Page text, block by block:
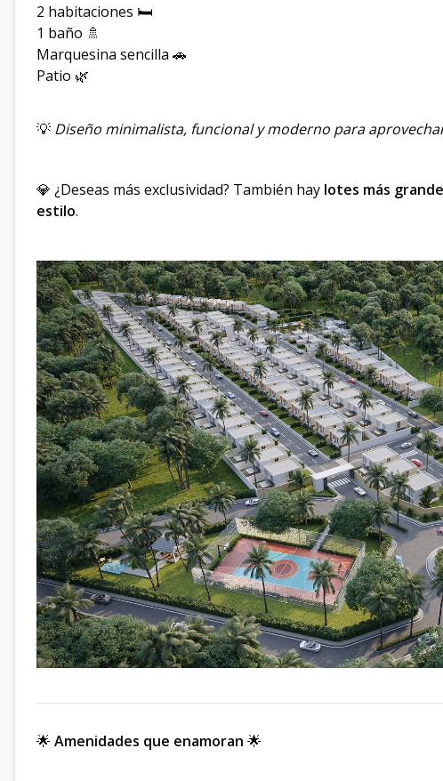
2 habitaciones 🛏
1 baño 🚿
Marquesina sencilla 🚗
Patio 🌿
💡 Diseño minimalista, funcional y moderno para
💎 ¿Deseas más exclusividad? También hay lotes más
estilo.
🌟 Amenidades que enamoran 🌟